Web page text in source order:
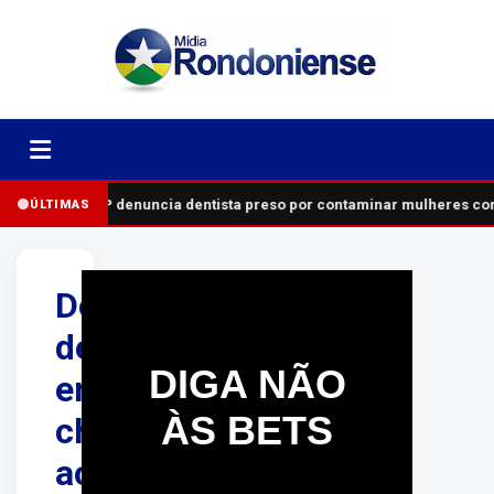
ÚLTIMASMP denuncia dentista preso por contaminar mulheres
Desaparecimento
de
empresário
chega
ao
DIGA NÃO
ÀS BETS